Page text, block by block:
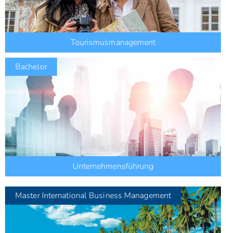
Tourismusmanagement
Bachelor
Unternehmensführung
MasterInternational Business Management